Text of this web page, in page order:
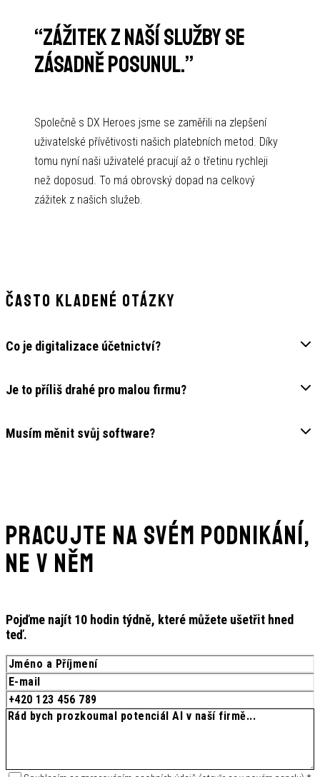
“Zážitek z naší služby se
zásadně posunul.”
Společně s DX Heroes jsme se zaměřili na zlepšení
uživatelské přívětivosti našich platebních metod. Díky
tomu nyní naši uživatelé pracují až o třetinu rychleji
než doposud. To má obrovský dopad na celkový
zážitek z našich služeb.
Často kladené otázky
Co je digitalizace účetnictví?
Je to příliš drahé pro malou firmu?
Musím měnit svůj software?
Pracujte NA svém podnikání,
ne V něm
Pojďme najít 10 hodin týdně, které můžete ušetřit hned
teď.